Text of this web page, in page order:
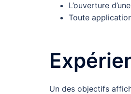
L’ouverture
Toute
Un des objectifs